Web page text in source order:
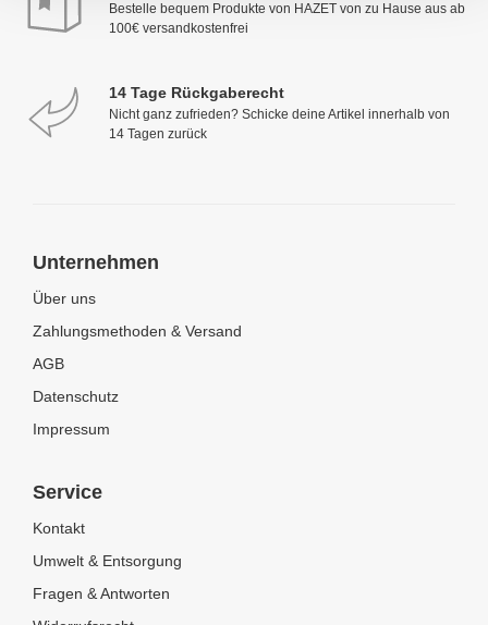
Bestelle bequem Produkte von HAZET von zu Hause aus ab
100€ versandkostenfrei
14 Tage Rückgaberecht
Nicht ganz zufrieden? Schicke deine Artikel innerhalb von
14 Tagen zurück
Unternehmen
Über uns
Zahlungsmethoden & Versand
AGB
Datenschutz
Impressum
Service
Kontakt
Umwelt & Entsorgung
Fragen & Antworten